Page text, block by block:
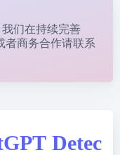
我们在持续完善
者商务合作请联系
Detec